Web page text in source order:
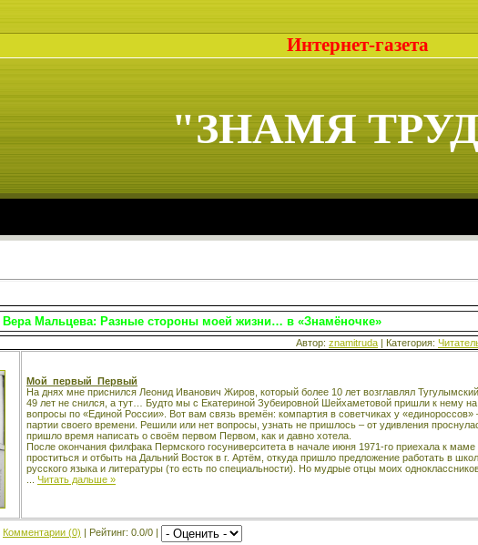
Интернет-газета
"ЗНАМЯ
Вера Мальцева: Разные стороны моей жизни… в «Знамёночке»
Автор: znamitruda | Категория:
Мой первый Первый
На днях мне приснился Леонид Иванович Жиров, который более 10 лет возглавлял
49 лет не снился, а тут… Будто мы с Екатериной Зубеировной Шейхаметовой пришли к нему
вопросы по «Единой России». Вот вам связь времён: компартия в советчиках у
партии своего времени. Решили или нет вопросы, узнать не пришлось – от удивления
пришло время написать о своём первом Первом, как и давно хотела.
После окончания филфака Пермского госуниверситета в начале июня 1971-го приехала к
проститься и отбыть на Дальний Восток в г. Артём, откуда пришло предложение работать в
русского языка и литературы (то есть по специальности). Но мудрые отцы моих
Читать дальше »
Комментарии (0) | Рейтинг: 0.0/0 |